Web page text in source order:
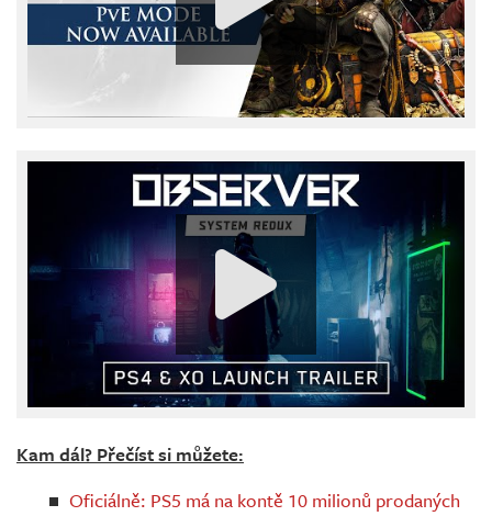
Kam dál? Přečíst si můžete:
Oficiálně: PS5 má na kontě 10 milionů prodaných